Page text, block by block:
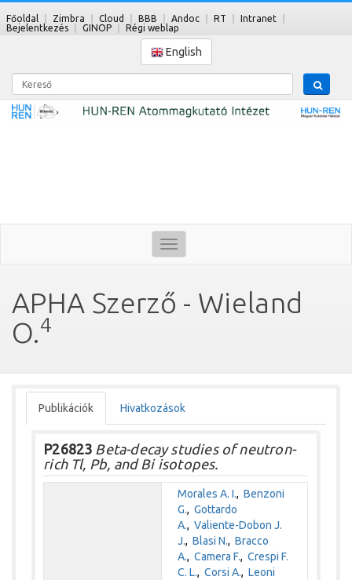
Főoldal Zimbra Cloud BBB Andoc RT
Intranet
Bejelentkezés
GINOP Régi weblap
English
Kereső
Toggle
navigation
APHA Szerző - Wieland
O.4
Publikációk Hivatkozások
P26823 Beta-decay studies of neutron-
rich Tl, Pb, and Bi isotopes.
Morales A. I.,Benzoni
G.,Gottardo
A.,Valiente-Dobon J.
J.,Blasi N.,Bracco
A.,Camera F.,Crespi F.
C. L.,Corsi A.,Leoni